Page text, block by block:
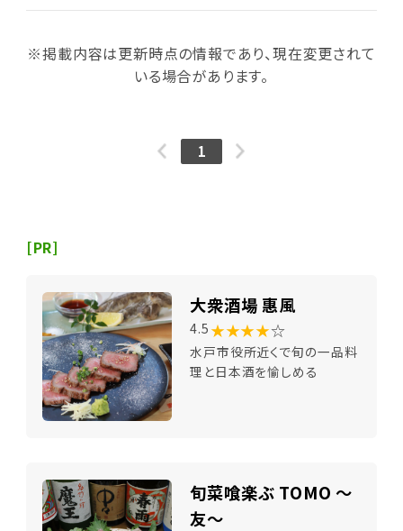
※掲載内容は更新時点の情報であり、現在変更されて
いる場合があります。
1
[PR]
大衆酒場 惠風
4.5 ★★★★☆
水戸市役所近くで旬の一品料
理と日本酒を愉しめる
旬菜喰楽ぶ TOMO ～
友～